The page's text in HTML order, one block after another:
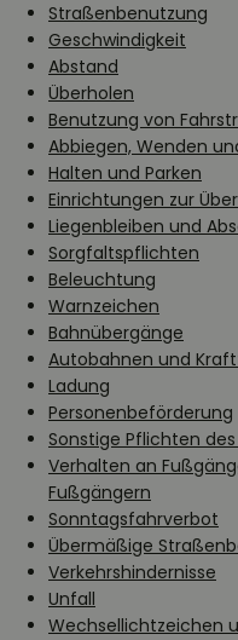
Straßenbenutzung
Geschwindigkeit
Abstand
Überholen
Benutzung von
Abbiegen, Wenden
Halten und Parken
Einrichtungen zur
Liegenbleiben und
Sorgfaltspflichten
Beleuchtung
Warnzeichen
Bahnübergänge
Autobahnen und
Ladung
Personenbeförderung
Sonstige Pflichten
Verhalten an
Fußgängern
Sonntagsfahrverbot
Übermäßige
Verkehrshindernisse
Unfall
Wechsellichtzeichen